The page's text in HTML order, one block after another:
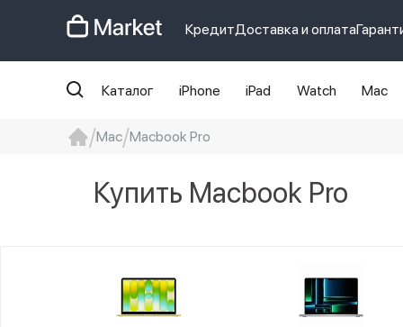
КредитДоставка и оплата
Каталог iPhone iPad Watch Mac
Mac Macbook Pro
Купить Macbook Pro